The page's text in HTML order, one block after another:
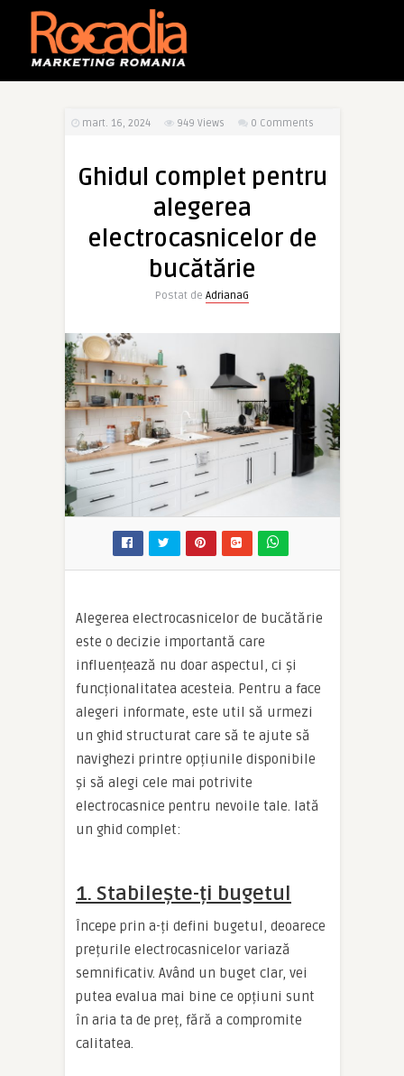
mart. 16, 2024 949 Views 0 Comments
Ghidul complet pentru
alegerea
electrocasnicelor de
bucătărie
Postat de AdrianaG
Alegerea electrocasnicelor de bucătărie
este o decizie importantă care
influențează nu doar aspectul, ci și
funcționalitatea acesteia. Pentru a face
alegeri informate, este util să urmezi
un ghid structurat care să te ajute să
navighezi printre opțiunile disponibile
și să alegi cele mai potrivite
electrocasnice pentru nevoile tale. Iată
un ghid complet:
1. Stabilește-ți bugetul
Începe prin a-ți defini bugetul, deoarece
prețurile electrocasnicelor variază
semnificativ. Având un buget clar, vei
putea evalua mai bine ce opțiuni sunt
în aria ta de preț, fără a compromite
calitatea.